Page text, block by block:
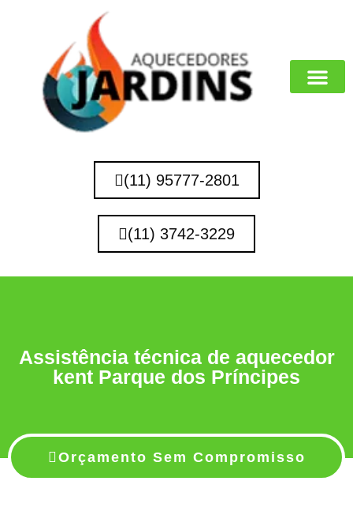
(11) 95777-2801
(11) 3742-3229
Assistência técnica de aquecedor
kent Parque dos Príncipes
Orçamento Sem Compromisso